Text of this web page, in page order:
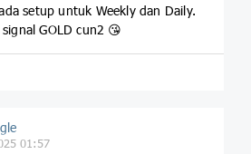
setup untuk Weekly dan Daily.
GOLD cun2 😘
01:57